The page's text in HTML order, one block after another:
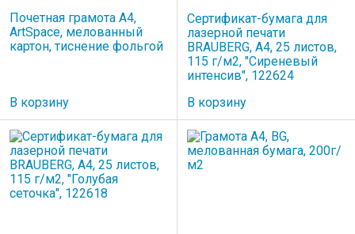
Почетная грамота А4,
ArtSpace, мелованный
картон, тиснение фольгой
В корзину
Сертификат-бумага для
лазерной печати
BRAUBERG, А4, 25 листов,
115 г/м2, "Сиреневый
интенсив", 122624
В корзину